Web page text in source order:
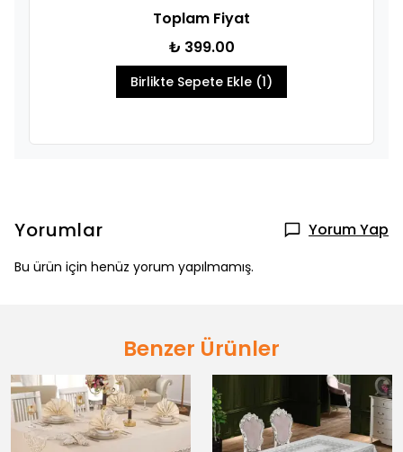
Toplam Fiyat
₺ 399.00
Birlikte Sepete Ekle (1)
Yorumlar Yorum Yap
Bu ürün için henüz yorum yapılmamış.
Benzer Ürünler